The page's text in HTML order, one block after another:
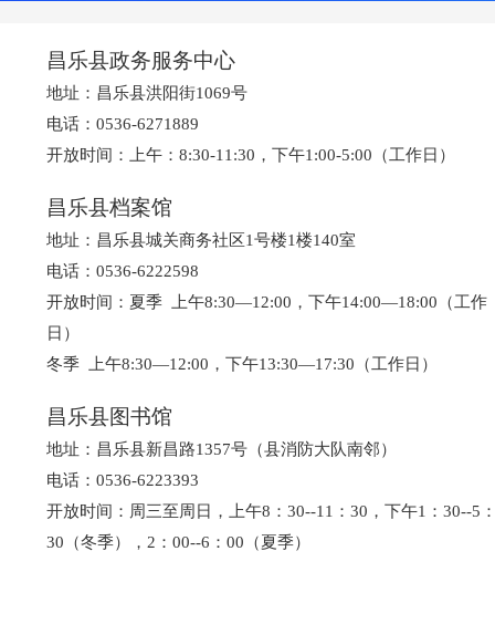
昌乐县政务服务中心
地址：昌乐县洪阳街1069号
电话：0536-6271889
开放时间：上午：8:30-11:30，下午1:00-5:00（工作日）
昌乐县档案馆
地址：昌乐县城关商务社区1号楼1楼140室
电话：0536-6222598
开放时间：夏季 上午8:30—12:00，下午14:00—18:00（工作
日）
冬季 上午8:30—12:00，下午13:30—17:30（工作日）
昌乐县图书馆
地址：昌乐县新昌路1357号（县消防大队南邻）
电话：0536-6223393
开放时间：周三至周日，上午8：30--11：30，下午1：30--5
30（冬季），2：00--6：00（夏季）